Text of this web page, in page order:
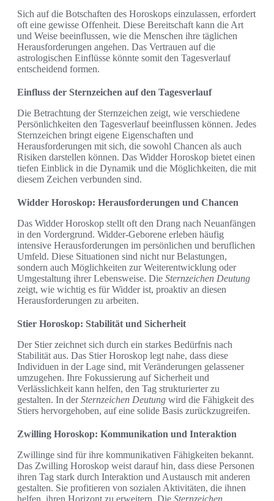
Sich auf die Botschaften des Horoskops einzulassen, erfordert
oft eine gewisse Offenheit. Diese Bereitschaft kann die Art
und Weise beeinflussen, wie die Menschen ihre täglichen
Herausforderungen angehen. Das Vertrauen auf die
astrologischen Einflüsse könnte somit den Tagesverlauf
entscheidend formen.
Einfluss der Sternzeichen auf den Tagesverlauf
Die Betrachtung der Sternzeichen zeigt, wie verschiedene
Persönlichkeiten den Tagesverlauf beeinflussen können. Jedes
Sternzeichen bringt eigene Eigenschaften und
Herausforderungen mit sich, die sowohl Chancen als auch
Risiken darstellen können. Das Widder Horoskop bietet einen
tiefen Einblick in die Dynamik und die Möglichkeiten, die mit
diesem Zeichen verbunden sind.
Widder Horoskop: Herausforderungen und Chancen
Das Widder Horoskop stellt oft den Drang nach Neuanfängen
in den Vordergrund. Widder-Geborene erleben häufig
intensive Herausforderungen im persönlichen und beruflichen
Umfeld. Diese Situationen sind nicht nur Belastungen,
sondern auch Möglichkeiten zur Weiterentwicklung oder
Umgestaltung ihrer Lebensweise. Die Sternzeichen Deutung
zeigt, wie wichtig es für Widder ist, proaktiv an diesen
Herausforderungen zu arbeiten.
Stier Horoskop: Stabilität und Sicherheit
Der Stier zeichnet sich durch ein starkes Bedürfnis nach
Stabilität aus. Das Stier Horoskop legt nahe, dass diese
Individuen in der Lage sind, mit Veränderungen gelassener
umzugehen. Ihre Fokussierung auf Sicherheit und
Verlässlichkeit kann helfen, den Tag strukturierter zu
gestalten. In derSternzeichen Deutung wird die Fähigkeit des
Stiers hervorgehoben, auf eine solide Basis zurückzugreifen.
Zwilling Horoskop: Kommunikation und Interaktion
Zwillinge sind für ihre kommunikativen Fähigkeiten bekannt.
Das Zwilling Horoskop weist darauf hin, dass diese Personen
ihren Tag stark durch Interaktion und Austausch mit anderen
gestalten. Sie profitieren von sozialen Aktivitäten, die ihnen